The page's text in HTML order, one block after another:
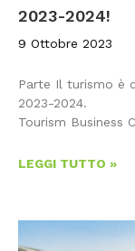
2023-2024!
9 Ottobre 2023
Parte Il turismo è
2023-2024.
Tourism Business
LEGGI TUTTO »